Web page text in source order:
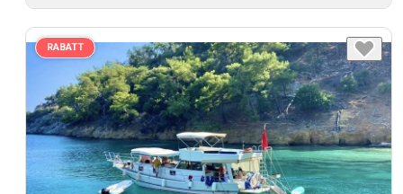
RABATT